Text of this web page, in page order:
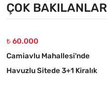
ÇOK BAKILANLAR
₺ 60.000
Camiavlu Mahallesi'nde
Havuzlu Sitede 3+1 Kiralık